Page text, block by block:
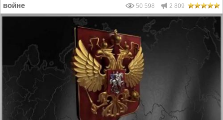
войне
50 598 2 809